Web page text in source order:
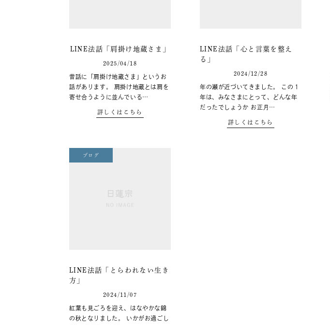
LINE法話「肩掛け地蔵さま」
2025/04/18
昔話に「肩掛け地蔵さま」というお
話があります。 肩掛け地蔵とは肩を
寄せ合うように並んでいる…
詳しくはこちら
LINE法話「心と言葉を整え
る」
2024/12/28
年の瀬が近づいてきました。 この１
年は、みなさまにとって、どんな年
だったでしょうか お正月…
詳しくはこちら
ブログ
LINE法話「とらわれない生き
方」
2024/11/07
紅葉も見ごろを迎え、はなやかな錦
の秋となりました。 いかがお過ごし